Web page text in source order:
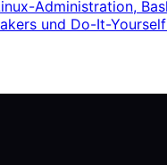
Administration,
und Do-It-